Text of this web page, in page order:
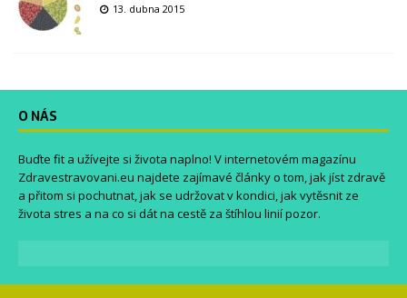
13. dubna 2015
O NÁS
Buďte fit a užívejte si života naplno! V internetovém magazínu
Zdravestravovani.eu najdete zajímavé články o tom, jak jíst zdravě
a přitom si pochutnat, jak se udržovat v kondici, jak vytěsnit ze
života stres a na co si dát na cestě za štíhlou linií pozor.